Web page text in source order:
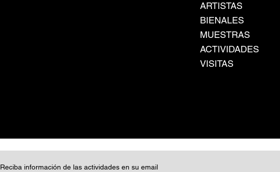
ARTISTAS
BIENALES
MUESTRAS
ACTIVIDADES
VISITAS
Reciba información de las actividades en su email